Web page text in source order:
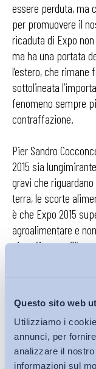
Questo sito web
Utilizziamo i
annunci, per
analizzare il
informazioni sul
essere perduta, ma
per promuovere il
ricaduta di Expo
ma ha una portata
l’estero, che rimane
sottolineata
fenomeno sempre
contraffazione.
Pier Sandro
2015 sia
gravi che
terra, le scorte
è che Expo 2015
agroalimentare e
si prefiggeva. C’è
conoscenza. Al
cibo, ma soprattutto
caso l’educazione è
centrale il ruolo
possono essere